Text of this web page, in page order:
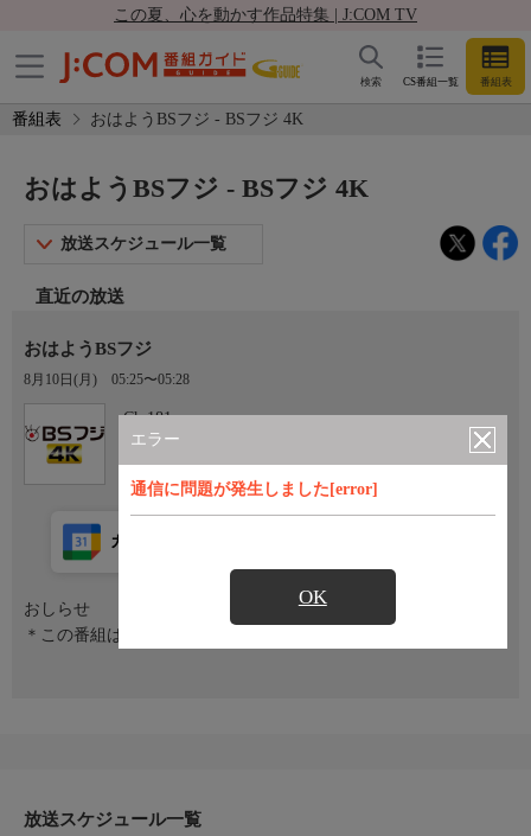
この夏、心を動かす作品特集 | J:COM TV
CS番組一覧 番組表
検索
番組表 おはようBSフジ - BSフジ 4K
エラー
通信に問題が発生しました[error]
OK
おはようBSフジ - BSフジ 4K
放送スケジュール一覧
直近の放送
おはようBSフジ
8月10日(月) 05:25〜05:28
Ch.181
BSフジ 4K
カレンダー登録
おしらせ
＊この番組はＨＤ放送からのアップコンバートです。
放送スケジュール一覧